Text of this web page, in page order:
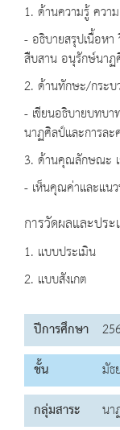
1. ด้านความรู้ ความ
- อธิบายสรุปเนื้อห
สืบสาน อนุรักษ์นา
2. ด้านทักษะ/กระบ
- เขียนอธิบายบทบ
นาฏศิลป์และการละ
3. ด้านคุณลักษณะ
- เห็นคุณค่าและแน
การวัดผลและปร
1. แบบประเมิน
2. แบบสังเกต
ปีการศึกษา
ชั้น
มั
กลุ่มสาระ
น